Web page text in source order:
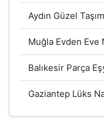
Aydın Güzel
Muğla Evden Eve
Balıkesir Parça
Gaziantep Lüks